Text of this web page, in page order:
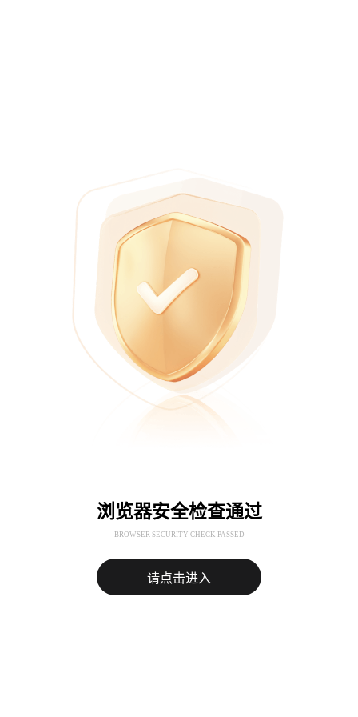
浏览器安全检查通过
BROWSER SECURITY CHECK PASSED
请点击进入